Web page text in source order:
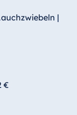
|
€